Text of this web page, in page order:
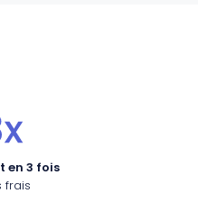
en 3 fois
frais